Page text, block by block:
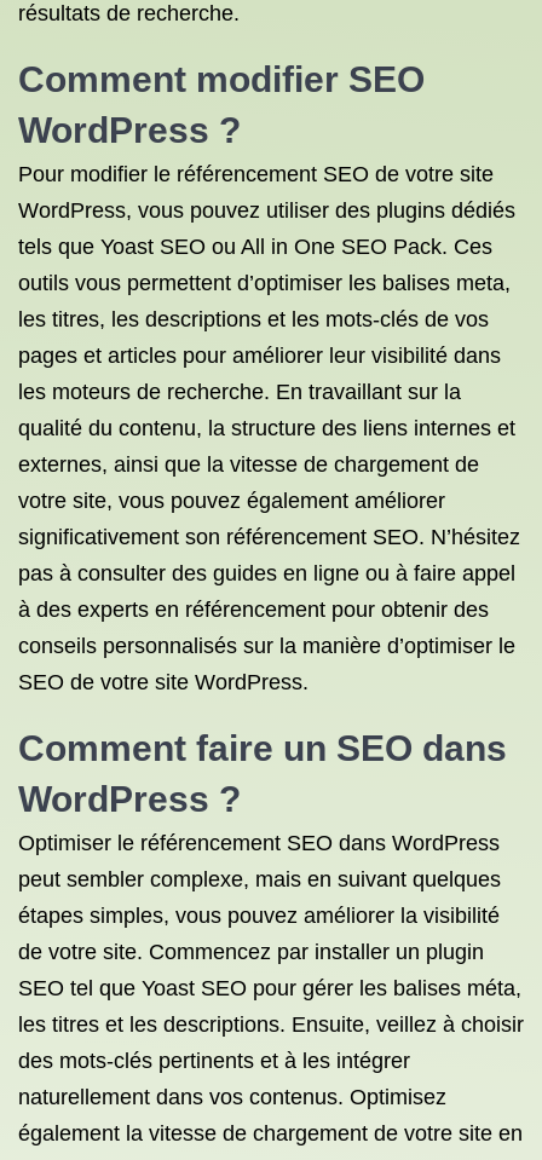
résultats de recherche.
Comment modifier SEO
WordPress ?
Pour modifier le référencement SEO de votre site
WordPress, vous pouvez utiliser des plugins dédiés
tels que Yoast SEO ou All in One SEO Pack. Ces
outils vous permettent d’optimiser les balises meta,
les titres, les descriptions et les mots-clés de vos
pages et articles pour améliorer leur visibilité dans
les moteurs de recherche. En travaillant sur la
qualité du contenu, la structure des liens internes et
externes, ainsi que la vitesse de chargement de
votre site, vous pouvez également améliorer
significativement son référencement SEO. N’hésitez
pas à consulter des guides en ligne ou à faire appel
à des experts en référencement pour obtenir des
conseils personnalisés sur la manière d’optimiser le
SEO de votre site WordPress.
Comment faire un SEO dans
WordPress ?
Optimiser le référencement SEO dans WordPress
peut sembler complexe, mais en suivant quelques
étapes simples, vous pouvez améliorer la visibilité
de votre site. Commencez par installer un plugin
SEO tel que Yoast SEO pour gérer les balises méta,
les titres et les descriptions. Ensuite, veillez à choisir
des mots-clés pertinents et à les intégrer
naturellement dans vos contenus. Optimisez
également la vitesse de chargement de votre site en